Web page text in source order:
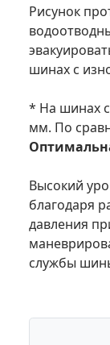
Рисунок
шинах с
* На шинах
мм. По
Высокий
благодаря
давления
службы